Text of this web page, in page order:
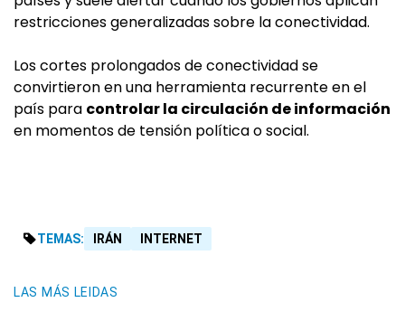
restricciones generalizadas sobre la conectividad.
Los cortes prolongados de conectividad se
convirtieron en una herramienta recurrente en el
país para controlar la circulación de información
en momentos de tensión política o social.
TEMAS: IRÁN INTERNET
LAS MÁS LEIDAS